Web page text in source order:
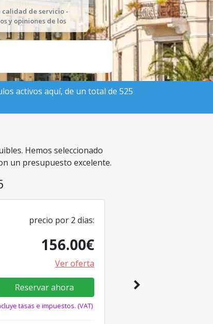
calidad de servicio -
y opiniones de los
activos aquí, de un total de 525
Hemos seleccionado
un presupuesto excelente.
precio por 2 dias:
156.00€
Ver oferta
Reservar ahora
tasas e impuestos. (VAT)